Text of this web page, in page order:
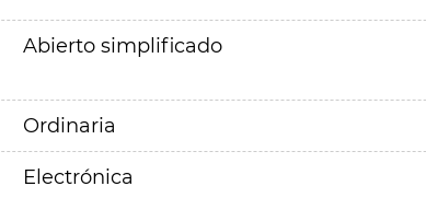
Abierto simplificado
Ordinaria
Electrónica